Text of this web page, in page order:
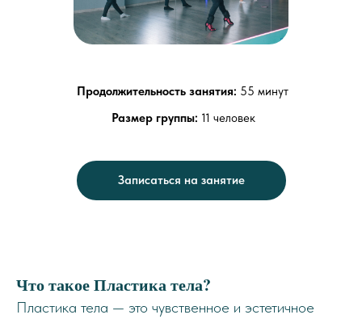
Размер группы: 11 человек
Продолжительность занятия: 55 минут
Записаться на занятие
Что такое Пластика тела?
Пластика тела — это чувственное и эстетичное